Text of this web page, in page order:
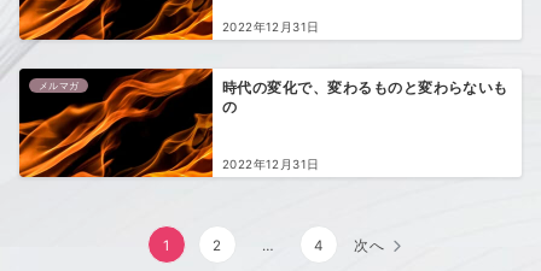
2022年12月31日
メルマガ
時代の変化で、変わるものと変わらないも
の
2022年12月31日
1 2 … 4 次へ